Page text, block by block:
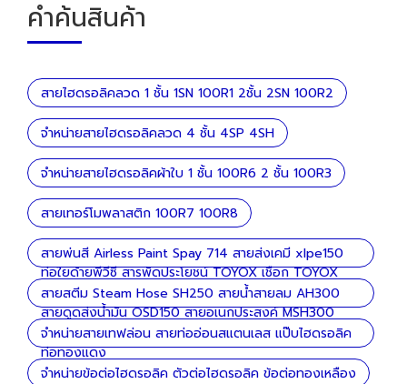
คำค้นสินค้า
สายไฮดรอลิคลวด 1 ชั้น 1SN 100R1 2ชั้น 2SN 100R2
จำหน่ายสายไฮดรอลิคลวด 4 ชั้น 4SP 4SH
จำหน่ายสายไฮดรอลิคผ้าใบ 1 ชั้น 100R6 2 ชั้น 100R3
สายเทอร์โมพลาสติก 100R7 100R8
สายพ่นสี Airless Paint Spay 714 สายส่งเคมี xlpe150
ท่อใยด้ายพีวีซี สารพัดประโยชน์ TOYOX เชือก TOYOX
ลวด
สายสตีม Steam Hose SH250 สายน้ำสายลม AH300
สายดูดส่งน้ำมัน OSD150 สายอเนกประสงค์ MSH300
จำหน่ายสายเทฟล่อน สายท่ออ่อนสแตนเลส แป๊บไฮดรอลิค
ท่อทองแดง
จำหน่ายข้อต่อไฮดรอลิค ตัวต่อไฮดรอลิค ข้อต่อทองเหลือง